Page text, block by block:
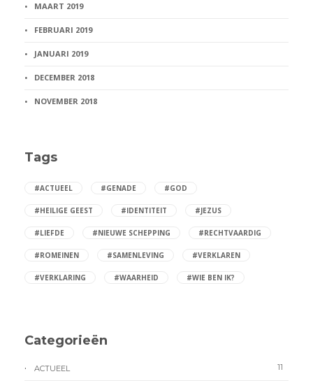
MAART 2019
FEBRUARI 2019
JANUARI 2019
DECEMBER 2018
NOVEMBER 2018
Tags
#ACTUEEL #GENADE #GOD
#HEILIGE GEEST #IDENTITEIT #JEZUS
#LIEFDE #NIEUWE SCHEPPING #RECHTVAARDIG
#ROMEINEN #SAMENLEVING #VERKLAREN
#VERKLARING #WAARHEID #WIE BEN IK?
Categorieën
ACTUEEL 11